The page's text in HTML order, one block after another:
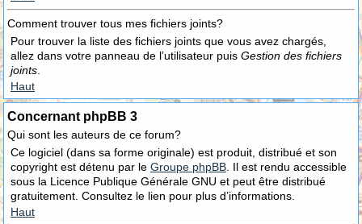
Comment trouver tous mes fichiers joints?
Pour trouver la liste des fichiers joints que vous avez chargés,
allez dans votre panneau de l’utilisateur puis Gestion des fichiers
joints
Haut
Concernant phpBB 3
Qui sont les auteurs de ce forum?
Ce logiciel (dans sa forme originale) est produit, distribué et son
copyright est détenu par le Groupe phpBB . Il est rendu accessible
sous la Licence Publique Générale GNU et peut être distribué
gratuitement. Consultez le lien pour plus d’informations.
Haut